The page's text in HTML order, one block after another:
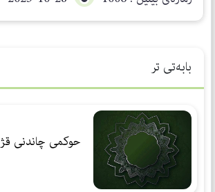
بابەتی تر
حوكمی چاندنی قژ